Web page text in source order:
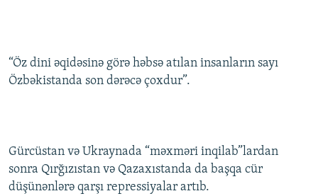
“Öz dini əqidəsinə görə həbsə atılan insanların sayı
Özbəkistanda son dərəcə çoxdur”.
Gürcüstan və Ukraynada “məxməri inqilab”lardan
sonra Qırğızıstan və Qazaxıstanda da başqa cür
düşünənlərə qarşı repressiyalar artıb.